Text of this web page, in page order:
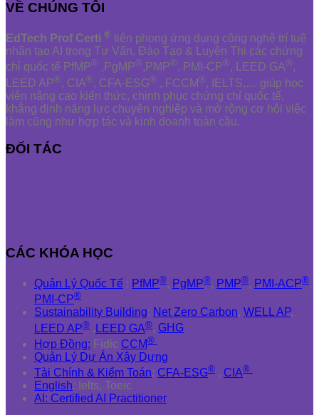
VỀ CHÚNG TÔI
EdTech Prof Certi ® tiên phong ứng dụng công nghệ trí tuệ
nhân tạo AI trong Tư Vấn, Đào Tạo & Luyện Thi các chứng
chỉ quốc tế PfMP® ,PgMP®,PMP®, PMI-CP®, LEED GA®,
LEED AP®, CIA®, CFA-ESG® , FCCM®, IELTS,.... giúp học
viên nâng cao kiến thức, chinh phục chứng chỉ quốc tế,
khẳng định năng lực chuyên nghiệp và mở rộng cơ hội việc
làm cũng như hợp tác và kinh doanh toàn cầu.
ĐỐI TÁC
CÁC KHÓA HỌC
Quản Lý Quốc Tế : PfMP®, PgMP®, PMP®, PMI-ACP®,
PMI-CP®
Sustainability Building: Net Zero Carbon, WELL AP,
LEED AP® , LEED GA®, GHG
Hợp Đồng: Fidic CCM®
Quản Lý Dự Án Xây Dựng
Tài Chính & Kiểm Toán: CFA-ESG® , CIA®
English: Ielts, Toeic
AI: Certified AI Practitioner